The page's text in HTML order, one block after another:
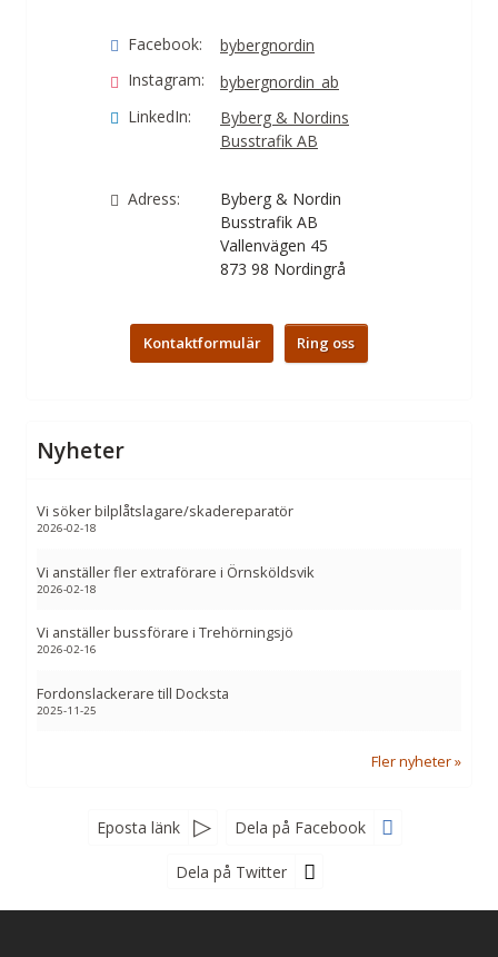
Facebook:
bybergnordin
Instagram:
bybergnordin_ab
LinkedIn:
Byberg & Nordins
Busstrafik AB
Adress:
Byberg & Nordin
Busstrafik AB
Vallenvägen 45
873 98 Nordingrå
Kontaktformulär Ring oss
Nyheter
Vi söker bilplåtslagare/skadereparatör
2026-02-18
Vi anställer fler extraförare i Örnsköldsvik
2026-02-18
Vi anställer bussförare i Trehörningsjö
2026-02-16
Fordonslackerare till Docksta
2025-11-25
Fler nyheter
Eposta länk Dela på Facebook
Dela på Twitter